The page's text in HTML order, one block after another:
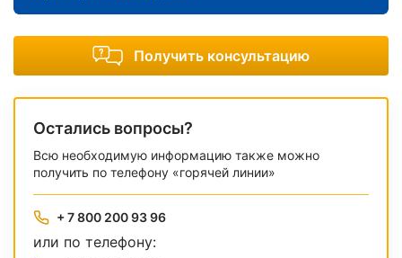
Получить консультацию
Остались вопросы?
Всю необходимую информацию также можно
получить по телефону «горячей линии»
+ 7 800 200 93 96
или по телефону: